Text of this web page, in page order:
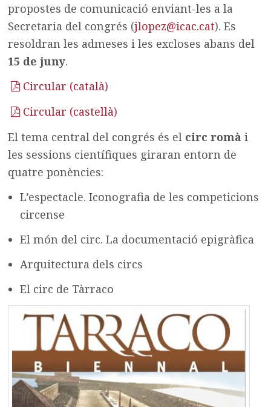
propostes de comunicació enviant-les a la
Secretaria del congrés (jlopez@icac.cat). Es
resoldran les admeses i les excloses abans del
15 de juny.
Circular (català)
Circular (castellà)
El tema central del congrés és el circ romà i
les sessions científiques giraran entorn de
quatre ponències:
L’espectacle. Iconografia de les competicions
circense
El món del circ. La documentació epigràfica
Arquitectura dels circs
El circ de Tàrraco